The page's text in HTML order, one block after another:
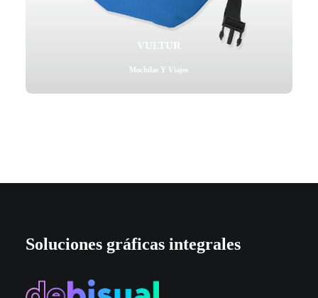
VULTUR
Mochilas Y Viajes
Soluciones gráficas integrales